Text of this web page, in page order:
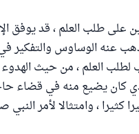
على طلب العلم ، قد يوفق
عنه الوساوس والتفكير
لطلب العلم ، من حيث
كان يضيع منه في قضاء
، وامتثالا لأمر النبي